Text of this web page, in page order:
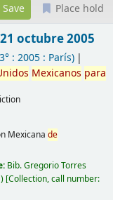
Place hold
octubre 2005
: 2005 : París)
Mexicanos para
Mexicana de
Bib. Gregorio Torres
Collection, call number: